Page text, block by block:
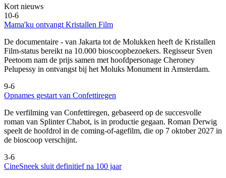
Kort nieuws
10-6
Mama'ku ontvangt Kristallen Film
De documentaire - van Jakarta tot de Molukken heeft de Kristallen
Film-status bereikt na 10.000 bioscoopbezoekers. Regisseur Sven
Peetoom nam de prijs samen met hoofdpersonage Cheroney
Pelupessy in ontvangst bij het Moluks Monument in Amsterdam.
9-6
Opnames gestart van Confettiregen
De verfilming van Confettiregen, gebaseerd op de succesvolle
roman van Splinter Chabot, is in productie gegaan. Roman Derwig
speelt de hoofdrol in de coming-of-agefilm, die op 7 oktober 2027 in
de bioscoop verschijnt.
3-6
CineSneek sluit definitief na 100 jaar